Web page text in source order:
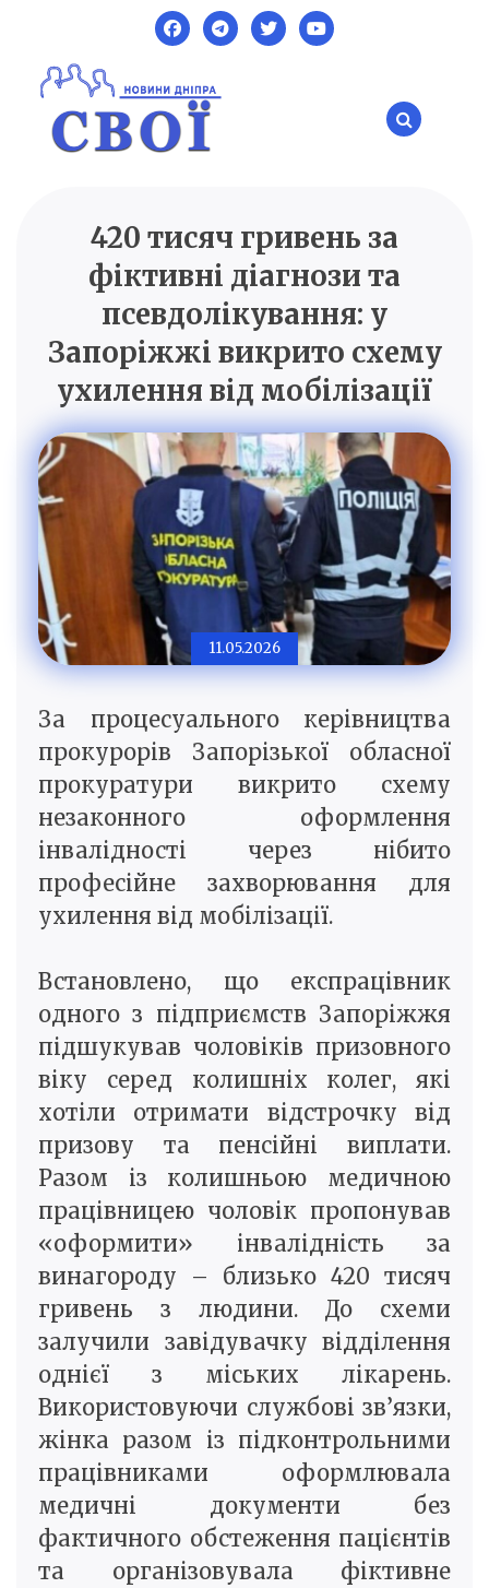
content
SVOI.DP.UA
Новини Дніпра
420 тисяч гривень за
фіктивні діагнози та
псевдолікування: у
Запоріжжі викрито схему
ухилення від мобілізації
11.05.2026
За процесуального керівництва
прокурорів Запорізької обласної
прокуратури викрито схему
незаконного оформлення
інвалідності через нібито
професійне захворювання для
ухилення від мобілізації.
Встановлено, що експрацівник
одного з підприємств Запоріжжя
підшукував чоловіків призовного
віку серед колишніх колег, які
хотіли отримати відстрочку від
призову та пенсійні виплати.
Разом із колишньою медичною
працівницею чоловік пропонував
«оформити» інвалідність за
винагороду – близько 420 тисяч
гривень з людини. До схеми
залучили завідувачку відділення
однієї з міських лікарень.
Використовуючи службові зв’язки,
жінка разом із підконтрольними
працівниками оформлювала
медичні документи без
фактичного обстеження пацієнтів
та організовувала фіктивне